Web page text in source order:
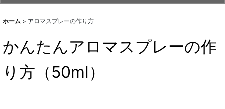
ホーム > アロマスプレーの作り方
かんたんアロマスプレーの作
り方（50ml）